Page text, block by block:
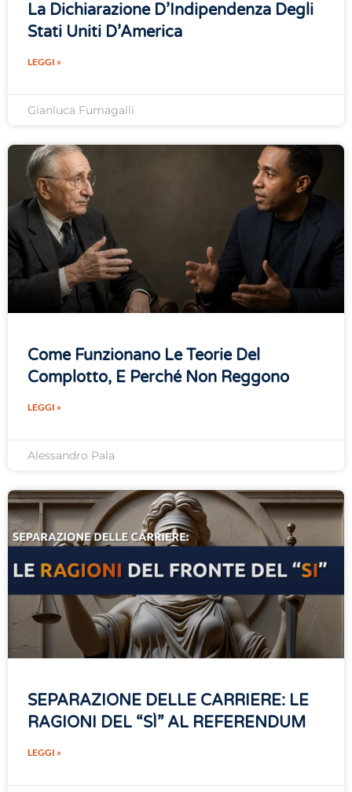
La Dichiarazione D’Indipendenza Degli
Stati Uniti D’America
LEGGI »
Gianluca Fumagalli
Come Funzionano Le Teorie Del
Complotto, E Perché Non Reggono
LEGGI »
Alessandro Pala
SEPARAZIONE DELLE CARRIERE: LE
RAGIONI DEL “SÌ” AL REFERENDUM
LEGGI »